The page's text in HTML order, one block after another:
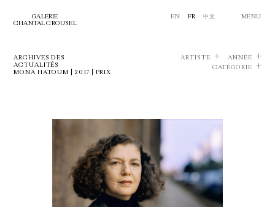
GALERIE
CHANTAL CROUSEL
EN FR 中文 MENU
ARCHIVES DES
ACTUALITÉS
MONA HATOUM | 2017 | PRIX
ARTISTE
ANNÉE
CATÉGORIE